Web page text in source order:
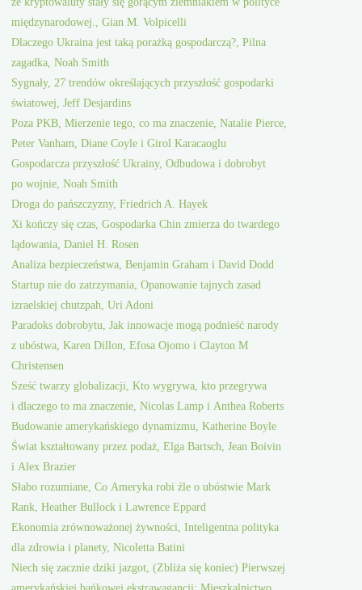
międzynarodowej., Gian M. Volpicelli
Dlaczego Ukraina jest taką porażką gospodarczą?, Pilna
zagadka, Noah Smith
Sygnały, 27 trendów określających przyszłość gospodarki
światowej, Jeff Desjardins
Poza PKB, Mierzenie tego, co ma znaczenie, Natalie Pierce,
Peter Vanham, Diane Coyle i Girol Karacaoglu
Gospodarcza przyszłość Ukrainy, Odbudowa i dobrobyt
po wojnie, Noah Smith
Droga do pańszczyzny, Friedrich A. Hayek
Xi kończy się czas, Gospodarka Chin zmierza do twardego
lądowania, Daniel H. Rosen
Analiza bezpieczeństwa, Benjamin Graham i David Dodd
Startup nie do zatrzymania, Opanowanie tajnych zasad
izraelskiej chutzpah, Uri Adoni
Paradoks dobrobytu, Jak innowacje mogą podnieść narody
z ubóstwa, Karen Dillon, Efosa Ojomo i Clayton M
Christensen
Sześć twarzy globalizacji, Kto wygrywa, kto przegrywa
i dlaczego to ma znaczenie, Nicolas Lamp i Anthea Roberts
Budowanie amerykańskiego dynamizmu, Katherine Boyle
Świat kształtowany przez podaż, Elga Bartsch, Jean Boivin
i Alex Brazier
Słabo rozumiane, Co Ameryka robi źle o ubóstwie Mark
Rank, Heather Bullock i Lawrence Eppard
Ekonomia zrównoważonej żywności, Inteligentna polityka
dla zdrowia i planety, Nicoletta Batini
Niech się zacznie dziki jazgot, (Zbliża się koniec) Pierwszej